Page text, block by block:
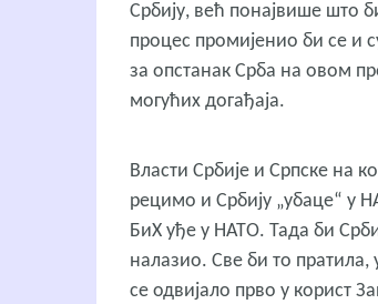
Србију, већ понајвише што
процес промијенио би се и
за опстанак Срба на овом
могућих догађаја.
Власти Србије и Српске на
рецимо и Србију „убаце“ у
БиХ уђе у НАТО. Тада би
налазио. Све би то
се одвијало прво у корист